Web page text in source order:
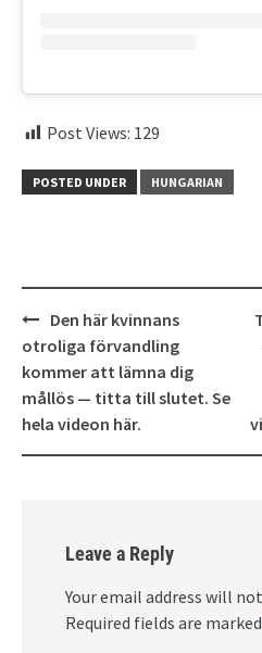
Post Views: 129
POSTED UNDER HUNGARIAN
Post
navigation
Den här kvinnans
otroliga förvandling
kommer att lämna dig
mållös — titta till slutet. Se
hela videon här.
Leave a Reply
Your email address will
Required fields are marked